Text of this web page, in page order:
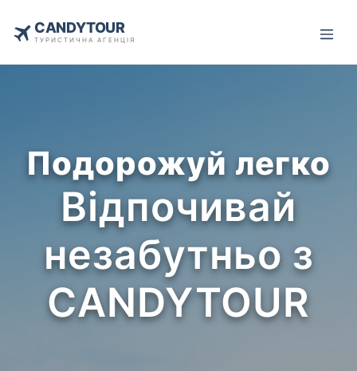
CANDYTOUR
ТУРИСТИЧНА АГЕНЦІЯ
Подорожуй легко
Відпочивай
незабутньо з
CANDYTOUR